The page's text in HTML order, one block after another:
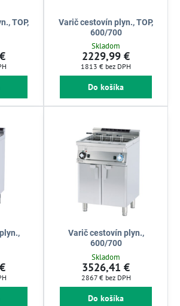
TOP,
Varič cestovín plyn., TOP,
600/700
Skladom
2229,99 €
1813 € bez DPH
Do košíka
Varič cestovín plyn.,
600/700
Skladom
3526,41 €
2867 € bez DPH
Do košíka